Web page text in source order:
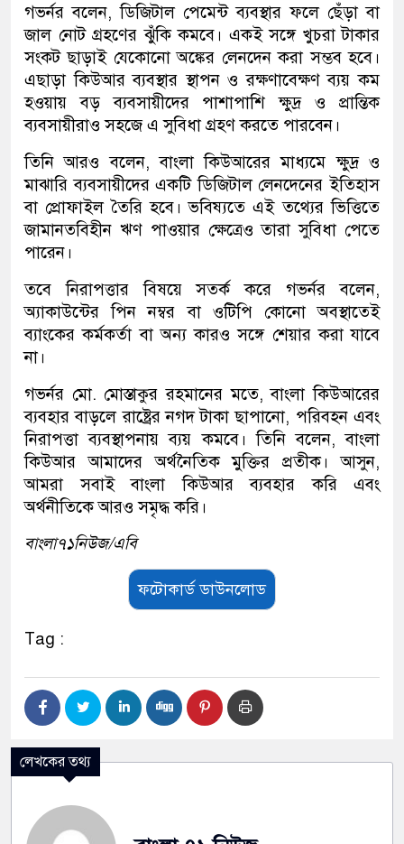
গভর্নর বলেন, ডিজিটাল পেমেন্ট ব্যবস্থার ফলে ছেঁড়া বা
জাল নোট গ্রহণের ঝুঁকি কমবে। একই সঙ্গে খুচরা টাকার
সংকট ছাড়াই যেকোনো অঙ্কের লেনদেন করা সম্ভব হবে।
এছাড়া কিউআর ব্যবস্থার স্থাপন ও রক্ষণাবেক্ষণ ব্যয় কম
হওয়ায় বড় ব্যবসায়ীদের পাশাপাশি ক্ষুদ্র ও প্রান্তিক
ব্যবসায়ীরাও সহজে এ সুবিধা গ্রহণ করতে পারবেন।
তিনি আরও বলেন, বাংলা কিউআরের মাধ্যমে ক্ষুদ্র ও
মাঝারি ব্যবসায়ীদের একটি ডিজিটাল লেনদেনের ইতিহাস
বা প্রোফাইল তৈরি হবে। ভবিষ্যতে এই তথ্যের ভিত্তিতে
জামানতবিহীন ঋণ পাওয়ার ক্ষেত্রেও তারা সুবিধা পেতে
পারেন।
তবে নিরাপত্তার বিষয়ে সতর্ক করে গভর্নর বলেন,
অ্যাকাউন্টের পিন নম্বর বা ওটিপি কোনো অবস্থাতেই
ব্যাংকের কর্মকর্তা বা অন্য কারও সঙ্গে শেয়ার করা যাবে
না।
গভর্নর মো. মোস্তাকুর রহমানের মতে, বাংলা কিউআরের
ব্যবহার বাড়লে রাষ্ট্রের নগদ টাকা ছাপানো, পরিবহন এবং
নিরাপত্তা ব্যবস্থাপনায় ব্যয় কমবে। তিনি বলেন, বাংলা
কিউআর আমাদের অর্থনৈতিক মুক্তির প্রতীক। আসুন,
আমরা সবাই বাংলা কিউআর ব্যবহার করি এবং
অর্থনীতিকে আরও সমৃদ্ধ করি।
বাংলা৭১নিউজ/এবি
ফটোকার্ড ডাউনলোড
Tag :
লেখকের তথ্য